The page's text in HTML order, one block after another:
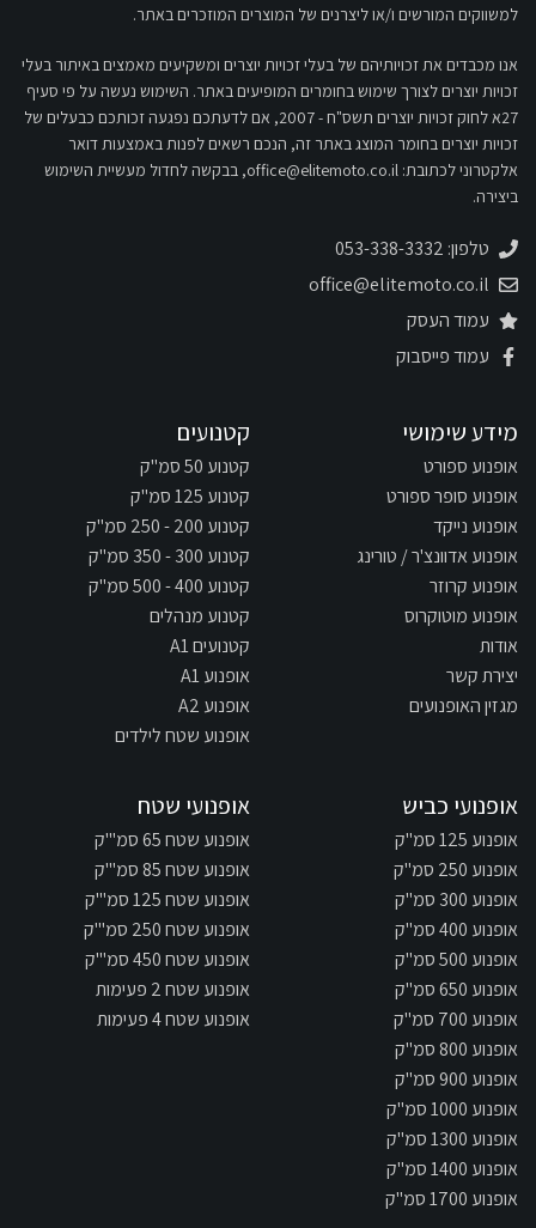
למשווקים המורשים ו/או ליצרנים של המוצרים המוזכרים באתר.
אנו מכבדים את זכויותיהם של בעלי זכויות יוצרים ומשקיעים מאמצים באיתור בעלי
זכויות יוצרים לצורך שימוש בחומרים המופיעים באתר. השימוש נעשה על פי סעיף
27א לחוק זכויות יוצרים תשס"ח - 2007, אם לדעתכם נפגעה זכותכם כבעלים של
זכויות יוצרים בחומר המוצג באתר זה, הנכם רשאים לפנות באמצעות דואר
אלקטרוני לכתובת: office@elitemoto.co.il, בבקשה לחדול מעשיית השימוש
ביצירה.
טלפון: 053-338-3332
office@elitemoto.co.il
עמוד העסק
עמוד פייסבוק
מידע שימושי
אופנוע ספורט
אופנוע סופר ספורט
אופנוע נייקד
אופנוע אדוונצ'ר / טורינג
אופנוע קרוזר
אופנוע מוטוקרוס
אודות
יצירת קשר
מגזין האופנועים
קטנועים
קטנוע 50 סמ"ק
קטנוע 125 סמ"ק
קטנוע 200 - 250 סמ"ק
קטנוע 300 - 350 סמ"ק
קטנוע 400 - 500 סמ"ק
קטנוע מנהלים
קטנועים A1
אופנוע A1
אופנוע A2
אופנוע שטח לילדים
אופנועי כביש
אופנוע 125 סמ"ק
אופנוע 250 סמ"ק
אופנוע 300 סמ"ק
אופנוע 400 סמ"ק
אופנוע 500 סמ"ק
אופנוע 650 סמ"ק
אופנוע 700 סמ"ק
אופנוע 800 סמ"ק
אופנוע 900 סמ"ק
אופנוע 1000 סמ"ק
אופנוע 1300 סמ"ק
אופנוע 1400 סמ"ק
אופנוע 1700 סמ"ק
אופנועי שטח
אופנוע שטח 65 סמ"'ק
אופנוע שטח 85 סמ"'ק
אופנוע שטח 125 סמ"'ק
אופנוע שטח 250 סמ"'ק
אופנוע שטח 450 סמ"'ק
אופנוע שטח 2 פעימות
אופנוע שטח 4 פעימות